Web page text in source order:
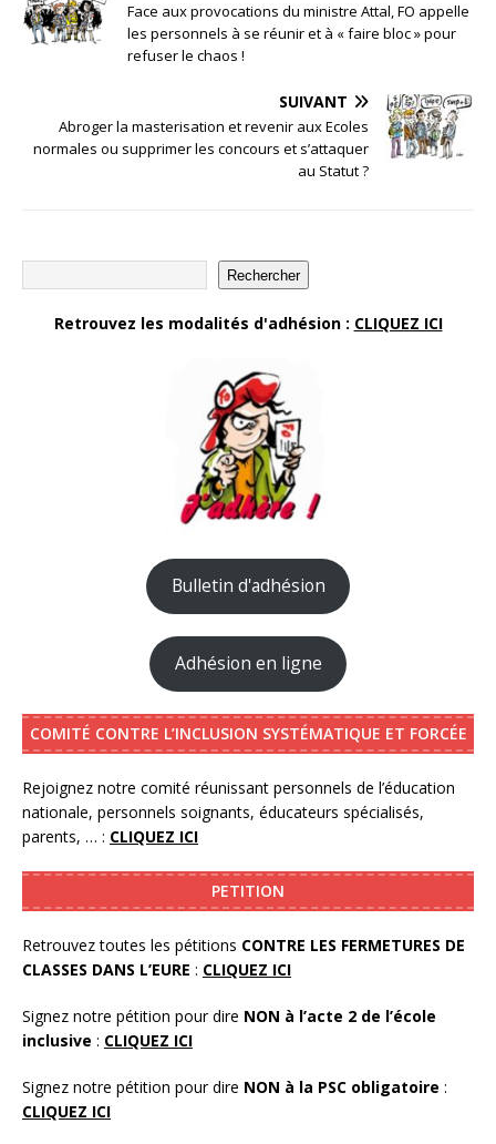
Face aux provocations du ministre Attal, FO appelle
les personnels à se réunir et à « faire bloc » pour
refuser le chaos !
SUIVANT
Abroger la masterisation et revenir aux Ecoles
normales ou supprimer les concours et s’attaquer
au Statut ?
Rechercher
Retrouvez les modalités d'adhésion : CLIQUEZ ICI
Bulletin d'adhésion
Adhésion en ligne
COMITÉ CONTRE L’INCLUSION SYSTÉMATIQUE ET FORCÉE
Rejoignez notre comité réunissant personnels de l’éducation
nationale, personnels soignants, éducateurs spécialisés,
parents, … : CLIQUEZ ICI
PETITION
Retrouvez toutes les pétitions CONTRE LES FERMETURES DE
CLASSES DANS L’EURE : CLIQUEZ ICI
Signez notre pétition pour dire NON à l’acte 2 de l’école
inclusive : CLIQUEZ ICI
Signez notre pétition pour dire NON à la PSC obligatoire :
CLIQUEZ ICI